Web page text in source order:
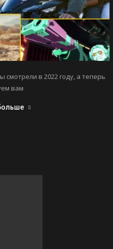
в 2022 году, а теперь
вам